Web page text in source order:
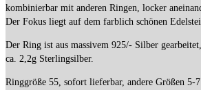
kombinierbar mit anderen Ringen, locker
Der Fokus liegt auf dem farblich schönen
Der Ring ist aus massivem 925/- Silber
ca. 2,2g Sterlingsilber.
Ringgröße 55, sofort lieferbar, andere Größen 5-